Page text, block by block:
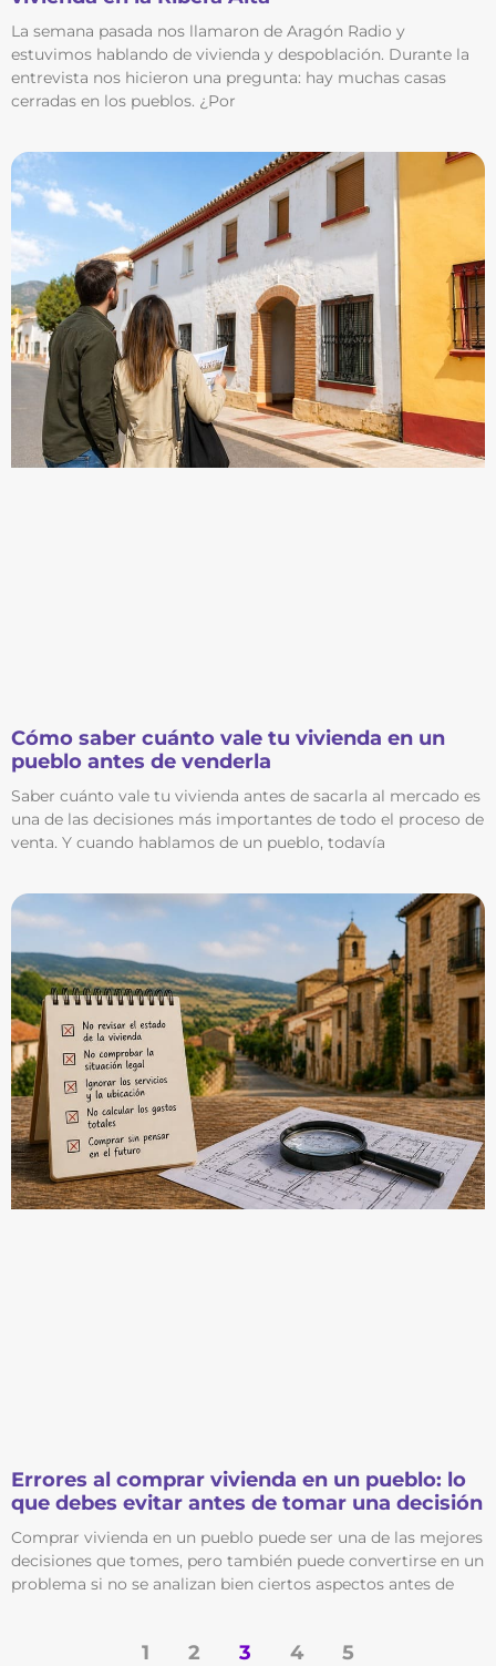
La semana pasada nos llamaron de Aragón Radio y
estuvimos hablando de vivienda y despoblación. Durante la
entrevista nos hicieron una pregunta: hay muchas casas
cerradas en los pueblos. ¿Por
Cómo saber cuánto vale tu vivienda en un
pueblo antes de venderla
Saber cuánto vale tu vivienda antes de sacarla al mercado es
una de las decisiones más importantes de todo el proceso de
venta. Y cuando hablamos de un pueblo, todavía
Errores al comprar vivienda en un pueblo: lo
que debes evitar antes de tomar una decisión
Comprar vivienda en un pueblo puede ser una de las mejores
decisiones que tomes, pero también puede convertirse en un
problema si no se analizan bien ciertos aspectos antes de
1 2 3 4 5